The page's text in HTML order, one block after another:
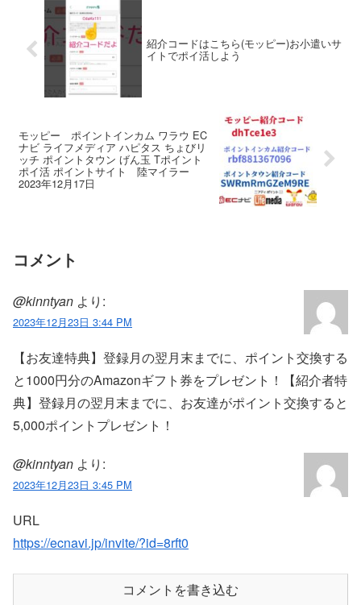
紹介コードはこちら(モッピー)お小遣いサ
イトでポイ活しよう
モッピー ポイントインカム ワラウ EC
ナビ ライフメディア ハピタス ちょびリ
ッチ ポイントタウン げん玉 Tポイント
ポイ活 ポイントサイト 陸マイラー
2023年12月17日
コメント
@kinntyan より:
2023年12月23日 3:44 PM
【お友達特典】登録月の翌月末までに、ポイント交換する
と1000円分のAmazonギフト券をプレゼント！【紹介者特
典】登録月の翌月末までに、お友達がポイント交換すると
5,000ポイントプレゼント！
@kinntyan より:
2023年12月23日 3:45 PM
URL
https://ecnavi.jp/invite/?id=8rft0
コメントを書き込む